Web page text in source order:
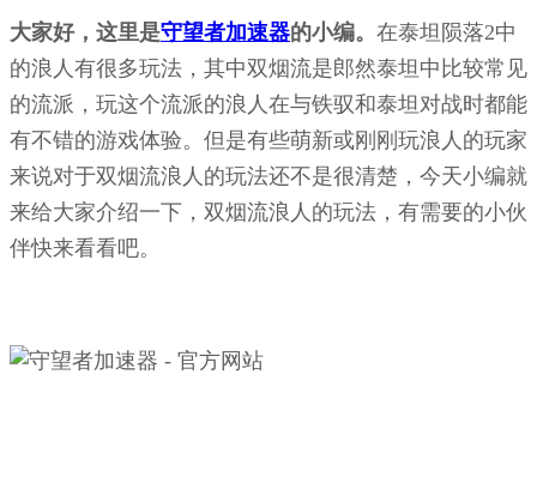
大家好，这里是守望者加速器的小编。 在泰坦陨落2中
的浪人有很多玩法，其中双烟流是郎然泰坦中比较常见
的流派，玩这个流派的浪人在与铁驭和泰坦对战时都能
有不错的游戏体验。但是有些萌新或刚刚玩浪人的玩家
来说对于双烟流浪人的玩法还不是很清楚，今天小编就
来给大家介绍一下，双烟流浪人的玩法，有需要的小伙
伴快来看看吧。